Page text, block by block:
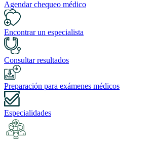
Agendar chequeo médico
Encontrar un especialista
Consultar resultados
Preparación para exámenes médicos
Especialidades